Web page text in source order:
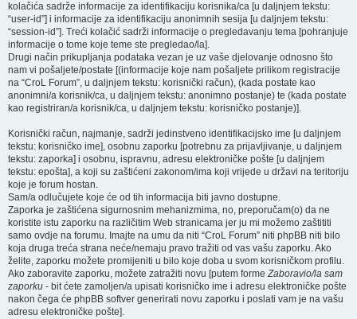
kolačića sadrže informacije za identifikaciju korisnika/ca [u daljnjem tekstu:
“user-id”] i informacije za identifikaciju anonimnih sesija [u daljnjem tekstu:
“session-id”]. Treći kolačić sadrži informacije o pregledavanju tema [pohranjuje
informacije o tome koje teme ste pregledao/la].
Drugi način prikupljanja podataka vezan je uz vaše djelovanje odnosno što
nam vi pošaljete/postate [(informacije koje nam pošaljete prilikom registracije
na “CroL Forum”, u daljnjem tekstu: korisnički račun), (kada postate kao
anonimni/a korisnik/ca, u daljnjem tekstu: anonimno postanje) te (kada postate
kao registriran/a korisnik/ca, u daljnjem tekstu: korisničko postanje)].
Korisnički račun, najmanje, sadrži jedinstveno identifikacijsko ime [u daljnjem
tekstu: korisničko ime], osobnu zaporku [potrebnu za prijavljivanje, u daljnjem
tekstu: zaporka] i osobnu, ispravnu, adresu elektroničke pošte [u daljnjem
tekstu: epošta], a koji su zaštićeni zakonom/ima koji vrijede u državi na teritoriju
koje je forum hostan.
Sam/a odlučujete koje će od tih informacija biti javno dostupne.
Zaporka je zaštićena sigurnosnim mehanizmima, no, preporučam(o) da ne
koristite istu zaporku na različitim Web stranicama jer ju mi možemo zaštititi
samo ovdje na forumu. Imajte na umu da niti “CroL Forum” niti phpBB niti bilo
koja druga treća strana neće/nemaju pravo tražiti od vas vašu zaporku. Ako
želite, zaporku možete promijeniti u bilo koje doba u svom korisničkom profilu.
Ako zaboravite zaporku, možete zatražiti novu [putem formeZaboravio/la sam
zaporku - bit ćete zamoljen/a upisati korisničko ime i adresu elektroničke pošte
nakon čega će phpBB softver generirati novu zaporku i poslati vam je na vašu
adresu elektroničke pošte].